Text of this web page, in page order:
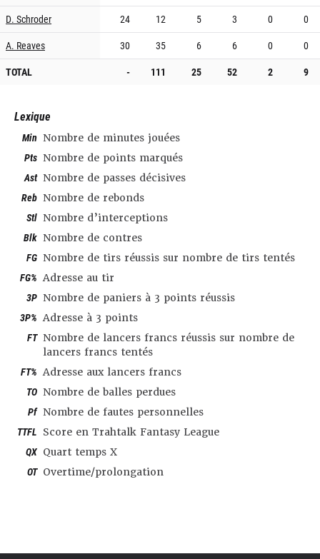
D. Schroder
24 12 5 3 0
0
A. Reaves
30 35 6 6 0
0
TOTAL
- 111 25 52 2 9
Lexique
Min Nombre de minutes jouées
Pts Nombre de points marqués
Ast Nombre de passes décisives
Reb Nombre de rebonds
Stl Nombre d’interceptions
Blk Nombre de contres
FG Nombre de tirs réussis sur nombre de tirs tentés
FG% Adresse au tir
3P Nombre de paniers à 3 points réussis
3P% Adresse à 3 points
FT Nombre de lancers francs réussis sur nombre de
lancers francs tentés
FT% Adresse aux lancers francs
TO Nombre de balles perdues
Pf Nombre de fautes personnelles
TTFL Score en Trahtalk Fantasy League
QX Quart temps X
OT Overtime/prolongation